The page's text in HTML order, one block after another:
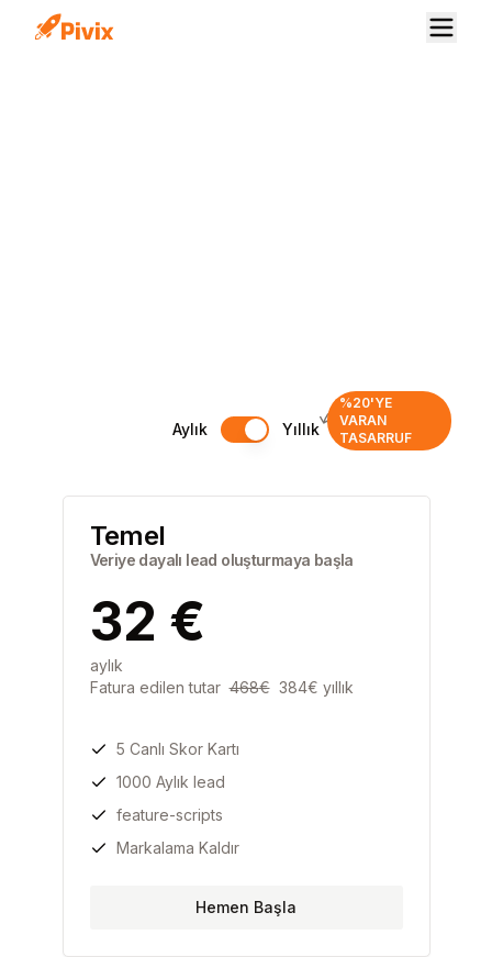
Aylık Yıllık
%20'YE
VARAN
TASARRUF
Temel
Veriye dayalı lead oluşturmaya başla
32 €
aylık
Fatura edilen tutar 468€ 384€ yıllık
5 Canlı Skor Kartı
1000 Aylık lead
feature-scripts
Markalama Kaldır
Hemen Başla